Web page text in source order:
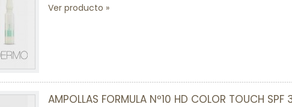
Ver producto
AMPOLLAS FORMULA Nº10 HD COLOR TOUCH SPF